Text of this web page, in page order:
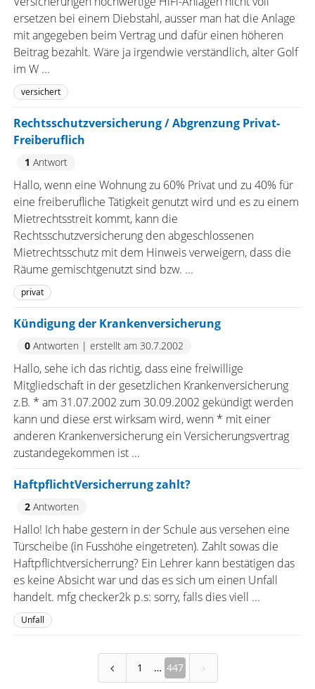
ersetzen bei einem Diebstahl, ausser man hat die Anlage
mit angegeben beim Vertrag und dafür einen höheren
Beitrag bezahlt. Wäre ja irgendwie verständlich, alter Golf
im W ...
versichert
Rechtsschutzversicherung / Abgrenzung Privat-
Freiberuflich
1 Antwort
Hallo, wenn eine Wohnung zu 60% Privat und zu 40% für
eine freiberufliche Tätigkeit genutzt wird und es zu einem
Mietrechtsstreit kommt, kann die
Rechtsschutzversicherung den abgeschlossenen
Mietrechtsschutz mit dem Hinweis verweigern, dass die
Räume gemischtgenutzt sind bzw. ...
privat
Kündigung der Krankenversicherung
0Antworten | erstellt am 30.7.2002
Hallo, sehe ich das richtig, dass eine freiwillige
Mitgliedschaft in der gesetzlichen Krankenversicherung
z.B. * am 31.07.2002 zum 30.09.2002 gekündigt werden
kann und diese erst wirksam wird, wenn * mit einer
anderen Krankenversicherung ein Versicherungsvertrag
zustandegekommen ist ...
HaftpflichtVersicherrung zahlt?
2Antworten
Hallo! Ich habe gestern in der Schule aus versehen eine
Türscheibe (in Fusshöhe eingetreten). Zahlt sowas die
Haftpflichtversicherrung? Ein Lehrer kann bestätigen das
es keine Absicht war und das es sich um einen Unfall
handelt. mfg checker2k p.s: sorry, falls dies viell ...
Unfall
1 447